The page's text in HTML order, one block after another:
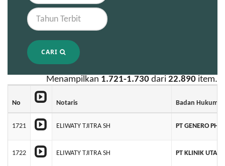
CARI
Menampilkan 1.721-1.730 dari 22.890 item.
No Notaris Badan Hukum
1721 ELIWATY TJITRA SH PT GENERO
1722 ELIWATY TJITRA SH PT KLINIK